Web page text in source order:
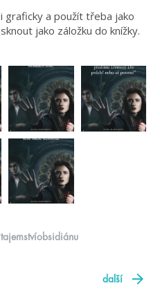
a použít třeba jako
jako záložku do knížky.
další